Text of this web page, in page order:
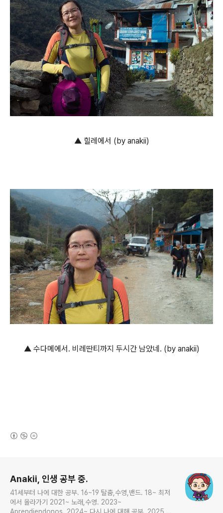
▲ 힐레에서 (by anakii)
▲ 수다메에서. 비레딴티까지 두시간 남았네. (by anakii)
Anakii, 인생 공부 중.
41세부터 나에 대한 공부. 16~19 탈춤,수영,밴드. 18~ 최저
에서 올라가기 2021~ 노래,수영. 2023~